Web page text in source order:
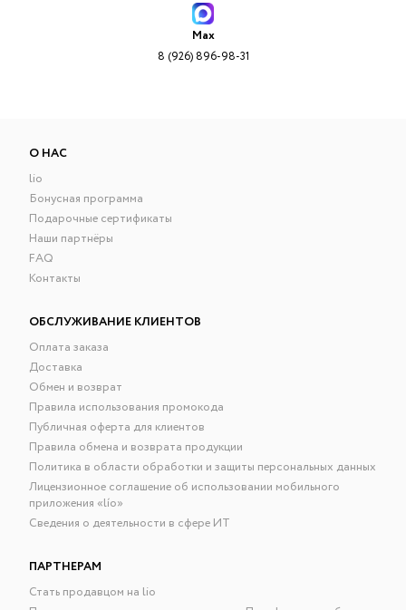
Max
8 (926) 896-98-31
О НАС
lio
Бонусная программа
Подарочные сертификаты
Наши партнёры
FAQ
Контакты
ОБСЛУЖИВАНИЕ КЛИЕНТОВ
Оплата заказа
Доставка
Обмен и возврат
Правила использования промокода
Публичная оферта для клиентов
Правила обмена и возврата продукции
Политика в области обработки и защиты персональных данных
Лицензионное соглашение об использовании мобильного
приложения «lío»
Сведения о деятельности в сфере ИТ
ПАРТНЕРАМ
Стать продавцом на lio